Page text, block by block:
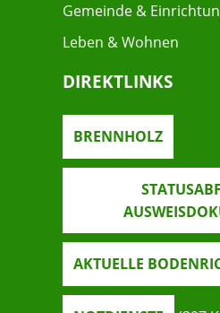
Gemeinde &
Leben & Wohnen
DIREKTLINKS
BRENNHOLZ
AKTUELLE